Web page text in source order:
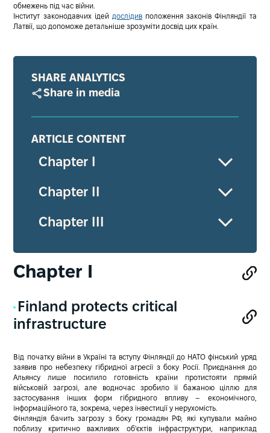
обмежень під час війни.
Інститут законодавчих ідей дослідивположення законів Фінляндії та
Латвії, що допоможе детальніше зрозуміти досвід цих країн.
SHARE ANALYTICS
Share in media
ARTICLE CONTENT
Chapter І
Chapter ІI
Chapter ІII
Chapter І
Finland protects critical
infrastructure
Від початку війни в Україні та вступу Фінляндії до НАТО фінський уряд
заявив про небезпеку гібридної агресії з боку Росії.
Приєднання до
Альянсу лише посилило готовність країни протистояти прямій
військовій загрозі, але водночас зробило її бажаною ціллю для
застосування інших форм гібридного впливу – економічного,
інформаційного та, зокрема, через інвестиції у нерухомість.
Фінляндія бачить загрозу з боку громадян РФ, які купували майно
поблизу критично важливих об'єктів інфраструктури, наприклад